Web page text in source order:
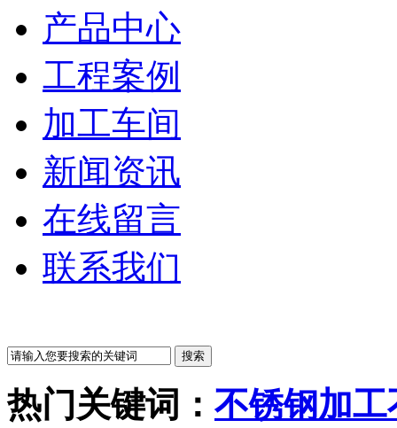
产品中心
工程案例
加工车间
新闻资讯
在线留言
联系我们
热门关键词： 不锈钢加工